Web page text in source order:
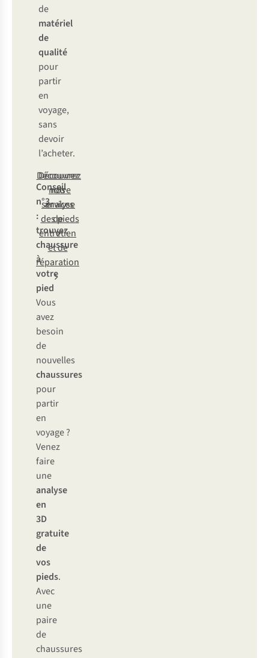
de
matériel
de
qualité
pour
partir
en
voyage,
sans
devoir
l’acheter.
Découvrez
nos
services
de
entretien
et de
réparation
Conseil
n°3
:
trouvez
chaussure
à
votre
pied
Vous
avez
besoin
de
nouvelles
chaussures
pour
partir
en
voyage ?
Venez
faire
une
analyse
en
3D
gratuite
de
vos
pieds.
Avec
une
paire
de
chaussures
Découvrez
notre
analyse
des pieds